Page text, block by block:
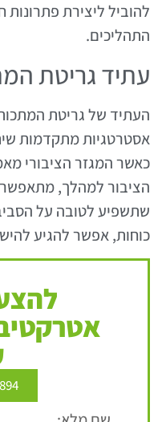
להוביל ליצירת פתרונות
התהליכים.
עתיד גריטת
העתיד של גריטת
אסטרטגיות מתקדמות
כאשר המגזר הציבורי
הציבור למהלך,
שתשפיע לטובה על
כוחות, אפשר להגיע